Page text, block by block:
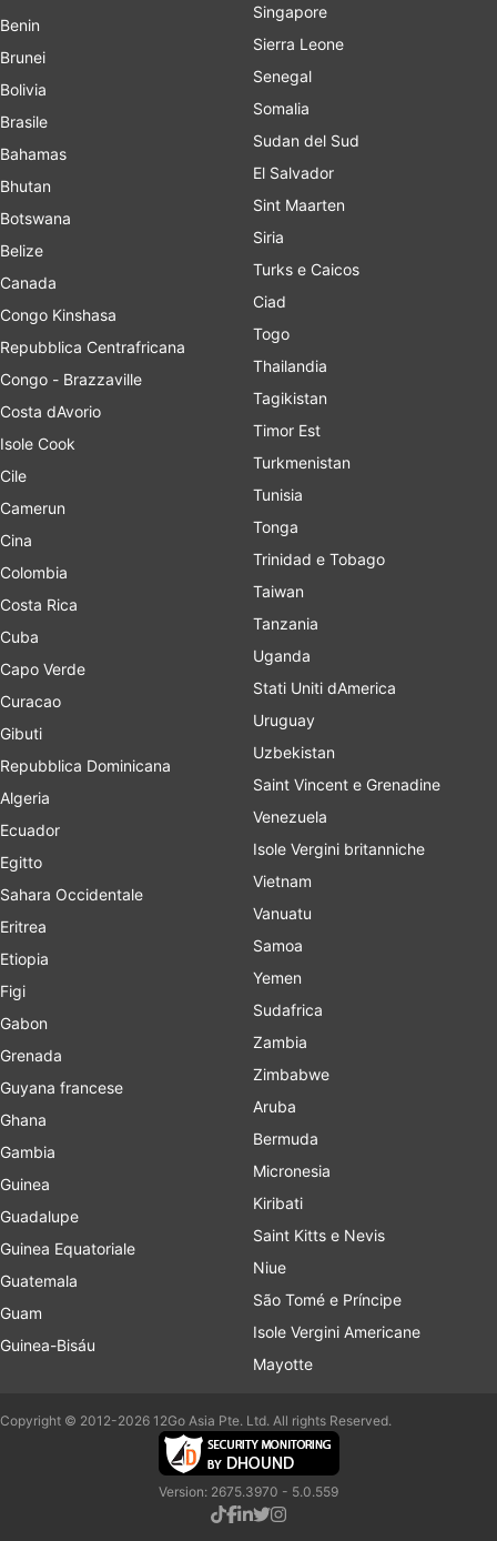
Benin
Brunei
Bolivia
Brasile
Bahamas
Bhutan
Botswana
Belize
Canada
Congo Kinshasa
Repubblica Centrafricana
Congo - Brazzaville
Costa dAvorio
Isole Cook
Cile
Camerun
Cina
Colombia
Costa Rica
Cuba
Capo Verde
Curacao
Gibuti
Repubblica Dominicana
Algeria
Ecuador
Egitto
Sahara Occidentale
Eritrea
Etiopia
Figi
Gabon
Grenada
Guyana francese
Ghana
Gambia
Guinea
Guadalupe
Guinea Equatoriale
Guatemala
Guam
Guinea-Bisáu
Singapore
Sierra Leone
Senegal
Somalia
Sudan del Sud
El Salvador
Sint Maarten
Siria
Turks e Caicos
Ciad
Togo
Thailandia
Tagikistan
Timor Est
Turkmenistan
Tunisia
Tonga
Trinidad e Tobago
Taiwan
Tanzania
Uganda
Stati Uniti dAmerica
Uruguay
Uzbekistan
Saint Vincent e Grenadine
Venezuela
Isole Vergini britanniche
Vietnam
Vanuatu
Samoa
Yemen
Sudafrica
Zambia
Zimbabwe
Aruba
Bermuda
Micronesia
Kiribati
Saint Kitts e Nevis
Niue
São Tomé e Príncipe
Isole Vergini Americane
Mayotte
Copyright © 2012-2026 12Go Asia Pte. Ltd. All rights Reserved.
Version: 2675.3970 - 5.0.559